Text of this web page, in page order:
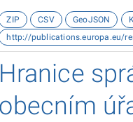
ZIP CSV GeoJSON
http://publications.europa.eu/
Hranice
obecním